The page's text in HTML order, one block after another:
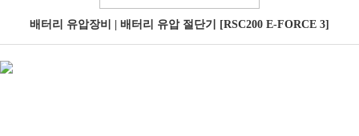
배터리 유압장비 | 배터리 유압 절단기 [RSC200 E-FORCE 3]